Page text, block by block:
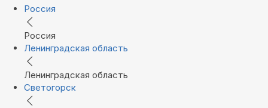
Россия
Россия
Ленинградская область
Ленинградская область
Светогорск